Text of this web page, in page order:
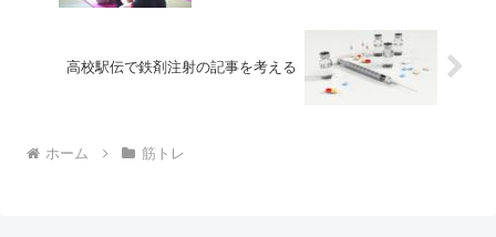
高校駅伝で鉄剤注射の記事を考える
ホーム 筋トレ